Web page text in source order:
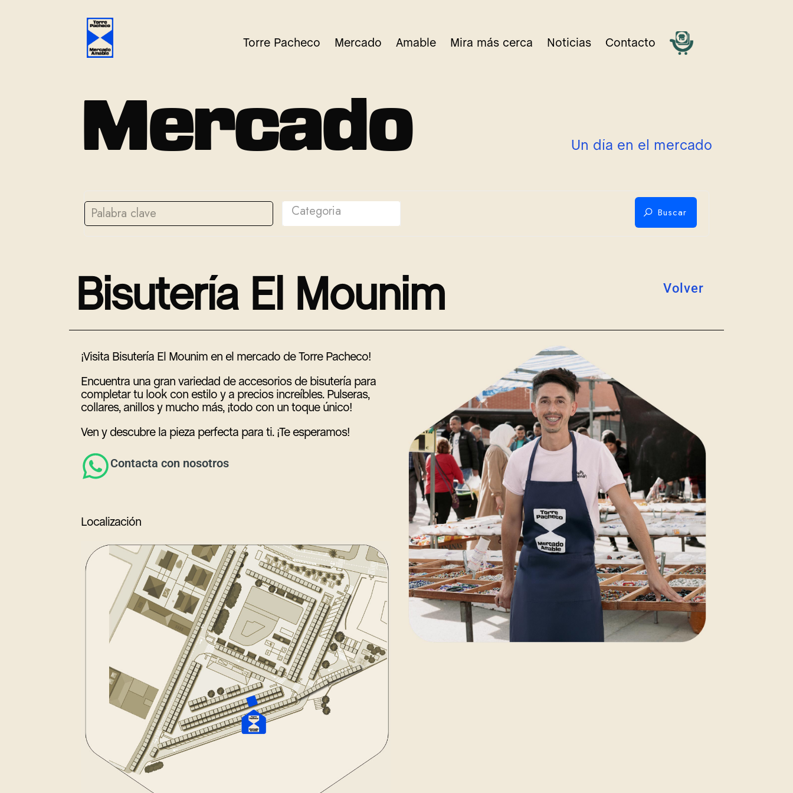
Torre Pacheco Mercado Amable Mira más cerca Noticias Contacto
Mercado Un d ía en e mercad o
Categoria Buscar
Bisutería El Mounim Volver
¡Visita Bisutería El Mounim en el mercado de Torre Pacheco!
Encuentra una gran variedad de accesorios de bisutería para
completar tu look con estilo y a precios increíbles. Pulseras,
collares, anillos y mucho más, ¡todo con un toque único!
Ven y descubre la pieza perfecta para ti. ¡Te esperamos!
Contacta con nosotros
Localización